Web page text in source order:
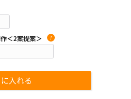
＜2案提案＞ ?